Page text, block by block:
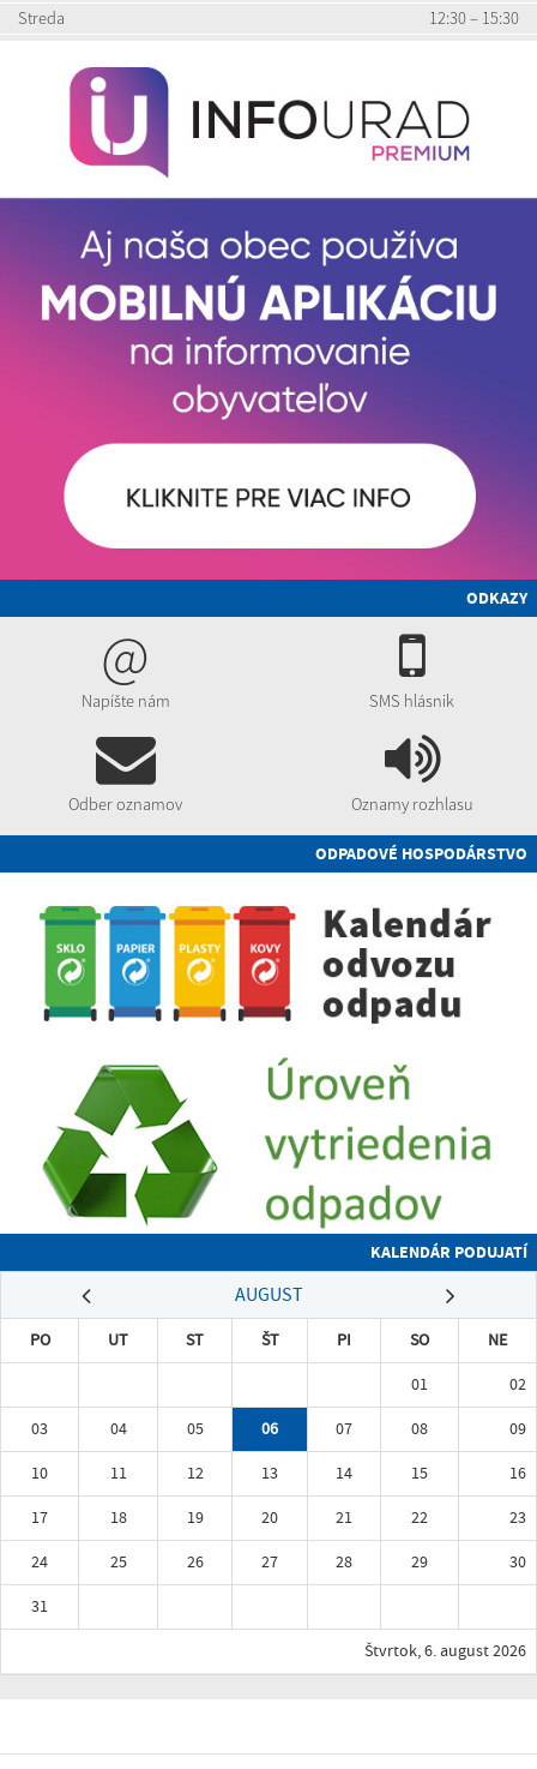
Streda
12:30 – 15:30
ODKAZY
@
Napíšte nám SMS hlásnik
Odber oznamov Oznamy rozhlasu
ODPADOVÉ HOSPODÁRSTVO
KALENDÁR PODUJATÍ
AUGUST
PO UT ST ŠT PI SO
NE
01
02
03
04 05 06 07 08
09
10
11 12 13 14 15
16
17
18 19 20 21 22
23
24
25 26 27 28 29
30
31
Štvrtok, 6. august 2026